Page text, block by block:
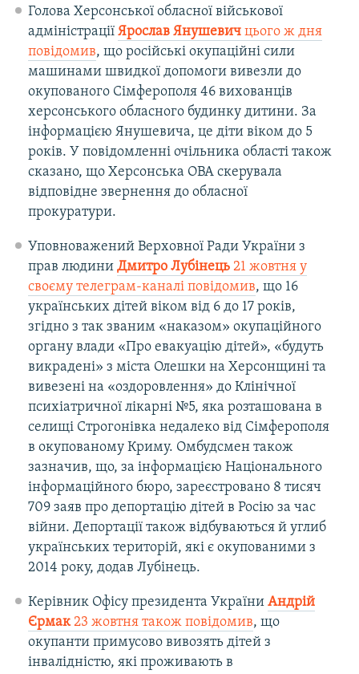
Голова Херсонської обласної військової
адміністрації Ярослав Янушевич цього ж дня
повідомив, що російські окупаційні сили
машинами швидкої допомоги вивезли до
окупованого Сімферополя 46 вихованців
херсонського обласного будинку дитини. За
інформацією Янушевича, це діти віком до 5
років. У повідомленні очільника області також
сказано, що Херсонська ОВА скерувала
відповідне звернення до обласної
прокуратури.
Уповноважений Верховної Ради України з
прав людини Дмитро Лубінець 21 жовтня у
своєму телеграм-каналі повідомив, що 16
українських дітей віком від 6 до 17 років,
згідно з так званим «наказом» окупаційного
органу влади «Про евакуацію дітей», «будуть
викрадені» з міста Олешки на Херсонщині та
вивезені на «оздоровлення» до Клінічної
психіатричної лікарні №5, яка розташована в
селищі Строгонівка недалеко від Сімферополя
в окупованому Криму. Омбудсмен також
зазначив, що, за інформацією Національного
інформаційного бюро, зареєстровано 8 тисяч
709 заяв про депортацію дітей в Росію за час
війни. Депортації також відбуваються й углиб
українських територій, які є окупованими з
2014 року, додав Лубінець.
Керівник Офісу президента України Андрій
Єрмак23 жовтня також повідомив, що
окупанти примусово вивозять дітей з
інвалідністю, які проживають в